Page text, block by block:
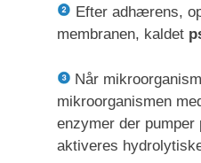
Efter adhærens,
membranen, kaldet
Når
mikroorganismen
enzymer der pumper
aktiveres